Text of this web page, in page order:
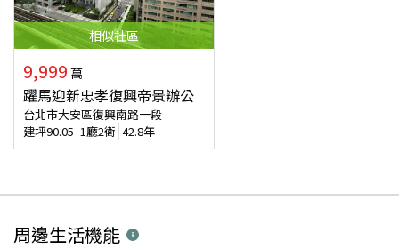
相似社區
9,999 萬
躍馬迎新忠孝復興帝景辦公
台北市大安區復興南路一段
建坪90.05 1廳2衛 42.8年
周邊生活機能